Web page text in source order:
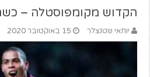
הקדוש מקומפוסטלה –
יוחאי שטנצלר 15 באוקטובר 2020